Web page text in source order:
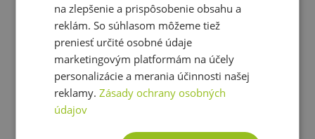
sami, výber je už filtrovaný podľa kritérií odborníka.
Získate istotu, že produkty zodpovedajú ako športovému
využitiu, tak bežnému zdravému životnému štýlu a
dlhovekej zdravej funkcii tela i mysle.
Fitness007.sk je vaša cesta k šikovnému doplňovaniu a
zmysluplnému výberu podporenému odborníkom.
TOP 30 produktov
SmartFuel Collagen Complex
350 g
TOP 30 produktov
SmartFuel Magtein® L-
Treonát 90 kapsúl
41,26 €
na zlepšenie a prispôsobenie obsahu a
reklám. So súhlasom môžeme tiež
preniesť určité osobné údaje
marketingovým platformám na účely
personalizácie a merania účinnosti našej
reklamy.Zásady ochrany osobných
údajov